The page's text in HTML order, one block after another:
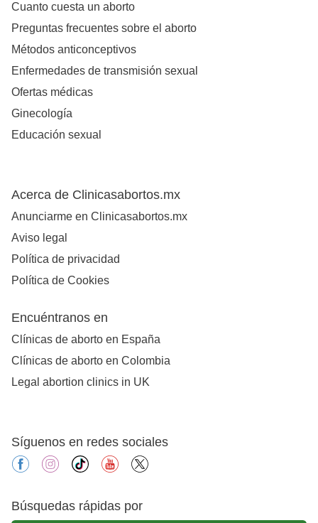
Cuanto cuesta un aborto
Preguntas frecuentes sobre el aborto
Métodos anticonceptivos
Enfermedades de transmisión sexual
Ofertas médicas
Ginecología
Educación sexual
Acerca de Clinicasabortos.mx
Anunciarme en Clinicasabortos.mx
Aviso legal
Política de privacidad
Política de Cookies
Encuéntranos en
Clínicas de aborto en España
Clínicas de aborto en Colombia
Legal abortion clinics in UK
Síguenos en redes sociales
facebookinstagram
tiktok youtube
Búsquedas rápidas por